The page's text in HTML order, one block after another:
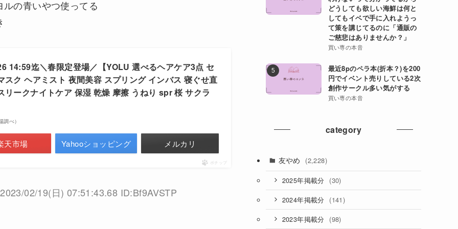
の青いやつ使ってる
14:59迄＼春限定登場／【YOLU 選べるヘアケア3点 セ
スク ヘアミスト 夜間美容 スプリング インバス 寝ぐせ直
リークナイトケア 保湿 乾燥 摩擦 うねり spr 桜 サクラ
べ）
天市場 Yahooショッピング メルカリ
ポチップ
2023/02/19(日) 07:51:43.68 ID:Bf9AVSTP
どうしても欲しい海鮮は何と
してもイベで手に入れようっ
て策を講じてるのに「通販の
ご慈悲はありませんか？」
買い専の本音
最近8pのペラ本(折本？)を200
円でイベント売りしている2次
創作サークル多い気がする
買い専の本音
category
友やめ (2,228)
2025年掲載分 (30)
2024年掲載分 (141)
2023年掲載分 (98)